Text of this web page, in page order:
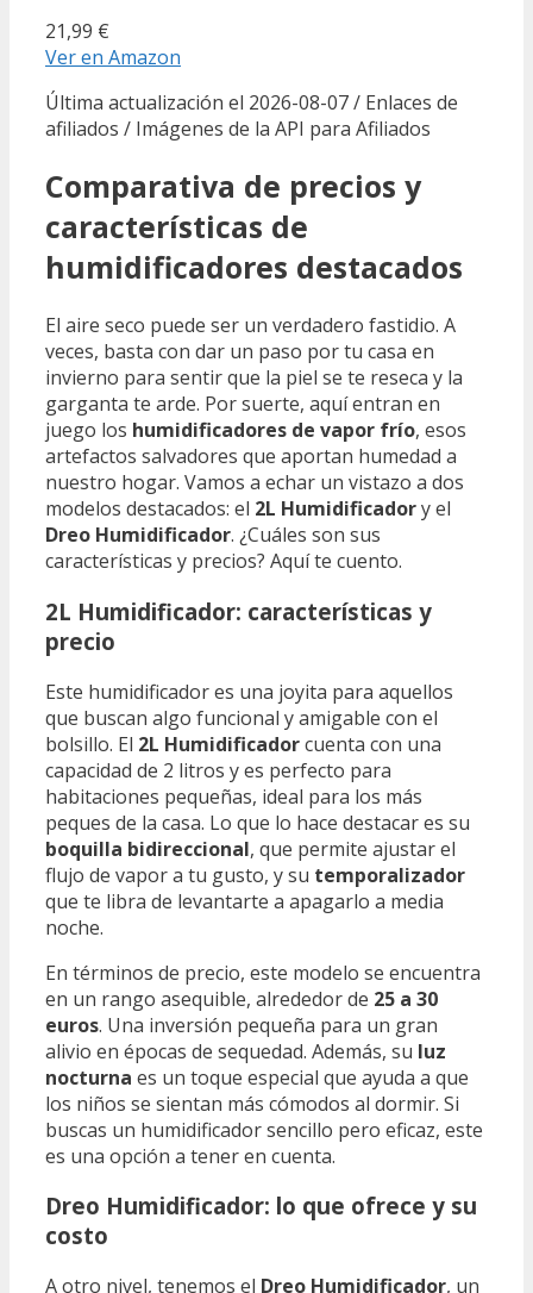
21,99 €
Ver en Amazon
Última actualización el 2026-08-07 / Enlaces de
afiliados / Imágenes de la API para Afiliados
Comparativa de precios y
características de
humidificadores destacados
El aire seco puede ser un verdadero fastidio. A
veces, basta con dar un paso por tu casa en
invierno para sentir que la piel se te reseca y la
garganta te arde. Por suerte, aquí entran en
juego los humidificadores de vapor frío, esos
artefactos salvadores que aportan humedad a
nuestro hogar. Vamos a echar un vistazo a dos
modelos destacados: el 2L Humidificadory el
Dreo Humidificador. ¿Cuáles son sus
características y precios? Aquí te cuento.
2L Humidificador: características y
precio
Este humidificador es una joyita para aquellos
que buscan algo funcional y amigable con el
bolsillo. El 2L Humidificadorcuenta con una
capacidad de 2 litros y es perfecto para
habitaciones pequeñas, ideal para los más
peques de la casa. Lo que lo hace destacar es su
boquilla bidireccional, que permite ajustar el
flujo de vapor a tu gusto, y su temporalizador
que te libra de levantarte a apagarlo a media
noche.
En términos de precio, este modelo se encuentra
en un rango asequible, alrededor de 25 a 30
euros. Una inversión pequeña para un gran
alivio en épocas de sequedad. Además, su luz
nocturna es un toque especial que ayuda a que
los niños se sientan más cómodos al dormir. Si
buscas un humidificador sencillo pero eficaz, este
es una opción a tener en cuenta.
Dreo Humidificador: lo que ofrece y su
costo
A otro nivel, tenemos el Dreo Humidificador, un